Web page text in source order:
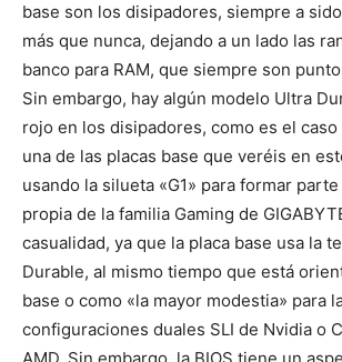
base son los disipadores, siempre a
más que nunca, dejando a un lado las
banco para RAM, que siempre son
Sin embargo, hay algún modelo Ultra
rojo en los disipadores, como es el caso
una de las placas base que veréis en
usando la silueta «G1» para formar
propia de la familia Gaming de
casualidad, ya que la placa base usa la
Durable, al mismo tiempo que está
base o como «la mayor modestia» para
configuraciones duales SLI de Nvidia o